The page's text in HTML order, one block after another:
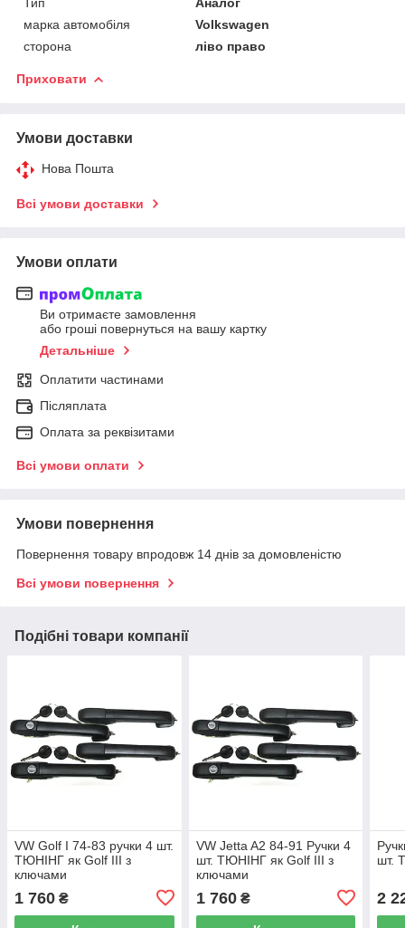
марка автомобіля
Volkswagen
сторона
ліво право
Приховати
Умови доставки
Нова Пошта
Всі умови доставки
Умови оплати
Ви отримаєте замовлення
або гроші повернуться на вашу картку
Детальніше
Оплатити частинами
Післяплата
Оплата за реквізитами
Всі умови оплати
Умови повернення
Повернення товару впродовж 14 днів за домовленістю
Всі умови повернення
Подібні товари компанії
VW Golf I 74-83 ручки 4 шт.
ТЮНІНГ як Golf III з
ключами
1 760 ₴
VW Jetta A2 84-91 Ручки 4
шт. ТЮНІНГ як Golf III з
ключами
1 760₴
шт.
2